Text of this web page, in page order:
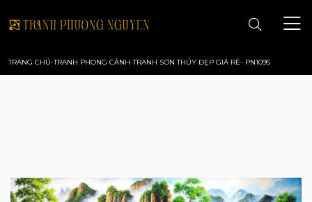
TRANG CHỦ-TRANH PHONG CẢNH-TRANH SƠN THỦY ĐẸP GIÁ RẺ- PN1095